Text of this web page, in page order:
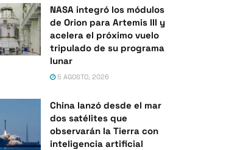
NASA integró los módulos
de Orion para Artemis III y
acelera el próximo vuelo
tripulado de su programa
lunar
5 AGOSTO, 2026
China lanzó desde el mar
dos satélites que
observarán la Tierra con
inteligencia artificial